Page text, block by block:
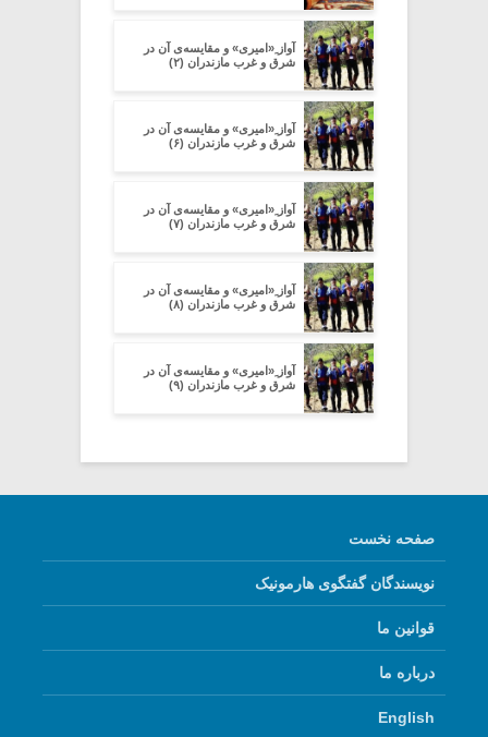
آواز ِ«امیری» و مقایسه‌ی آن در
شرق و غرب مازندران (۲)
آواز ِ«امیری» و مقایسه‌ی آن در
شرق و غرب مازندران (۶)
آواز ِ«امیری» و مقایسه‌ی آن در
شرق و غرب مازندران (۷)
آواز ِ«امیری» و مقایسه‌ی آن در
شرق و غرب مازندران (۸)
آواز ِ«امیری» و مقایسه‌ی آن در
شرق و غرب مازندران (۹)
صفحه نخست
نویسندگان گفتگوی هارمونیک
قوانین ما
درباره ما
English